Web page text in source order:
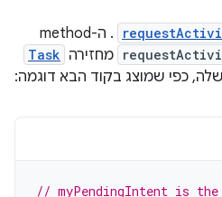
. ה-method
מחזירה Task
כפי שמוצג בקוד הבא דוגמה:
// myPendingIntent is